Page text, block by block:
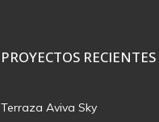
PROYECTOS RECIENTES
Terraza Aviva Sky